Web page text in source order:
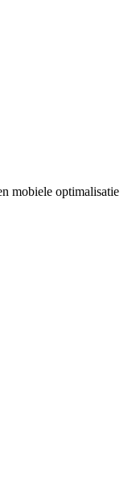
mobiele optimalisatie